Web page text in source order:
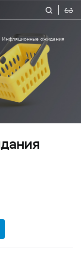
Инфляционные ожидания